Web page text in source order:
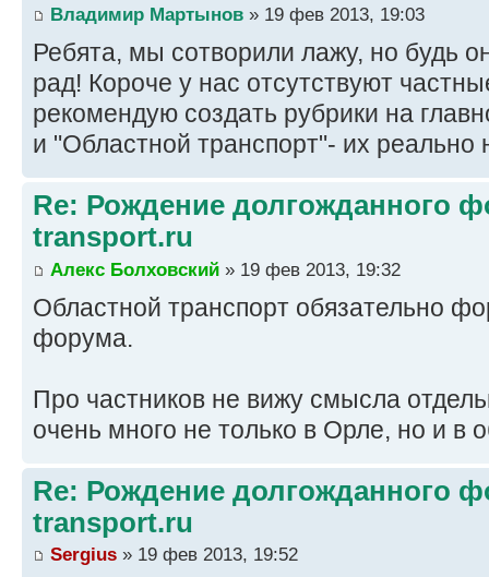
Владимир Мартынов » 19 фев 2013, 19:03
Ребята, мы сотворили лажу, но будь
рад! Короче у нас отсутствуют
рекомендую создать рубрики на
и "Областной транспорт"- их реально
Re: Рождение долгожданного
transport.ru
Алекс Болховский » 19 фев 2013, 19:32
Областной транспорт обязательно
форума.
Про частников не вижу смысла
очень много не только в Орле, но и в
Re: Рождение долгожданного
transport.ru
Sergius » 19 фев 2013, 19:52